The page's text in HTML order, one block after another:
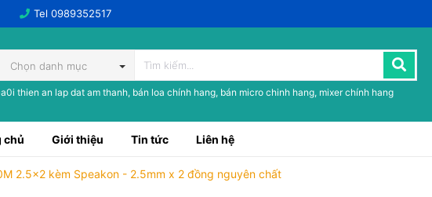
Tel 0989352517
Chọn danh mục
thien an lap dat am thanh, bán loa chính hang, bán micro chinh hang, mixer chính hang
chủ Giới thiệu Tin tức Liên hệ
2.5x2 kèm Speakon - 2.5mm x 2 đồng nguyên chất